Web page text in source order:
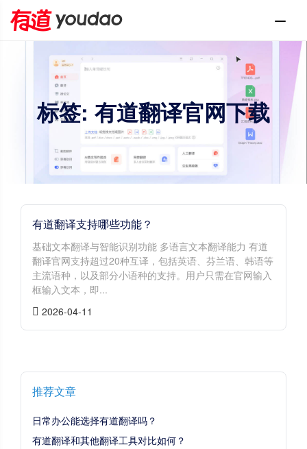
标签: 有道翻译官网下载
有道翻译支持哪些功能？
基础文本翻译与智能识别功能 多语言文本翻译能力 有道
翻译官网支持超过20种互译，包括英语、芬兰语、韩语等
主流语种，以及部分小语种的支持。用户只需在官网输入
框输入文本，即...
2026-04-11
推荐文章
日常办公能选择有道翻译吗？
有道翻译和其他翻译工具对比如何？